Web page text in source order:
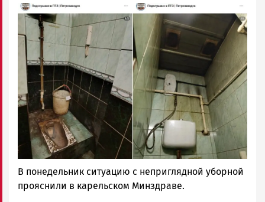
Image
В понедельник ситуацию с неприглядной уборной
прояснили в карельском Минздраве.